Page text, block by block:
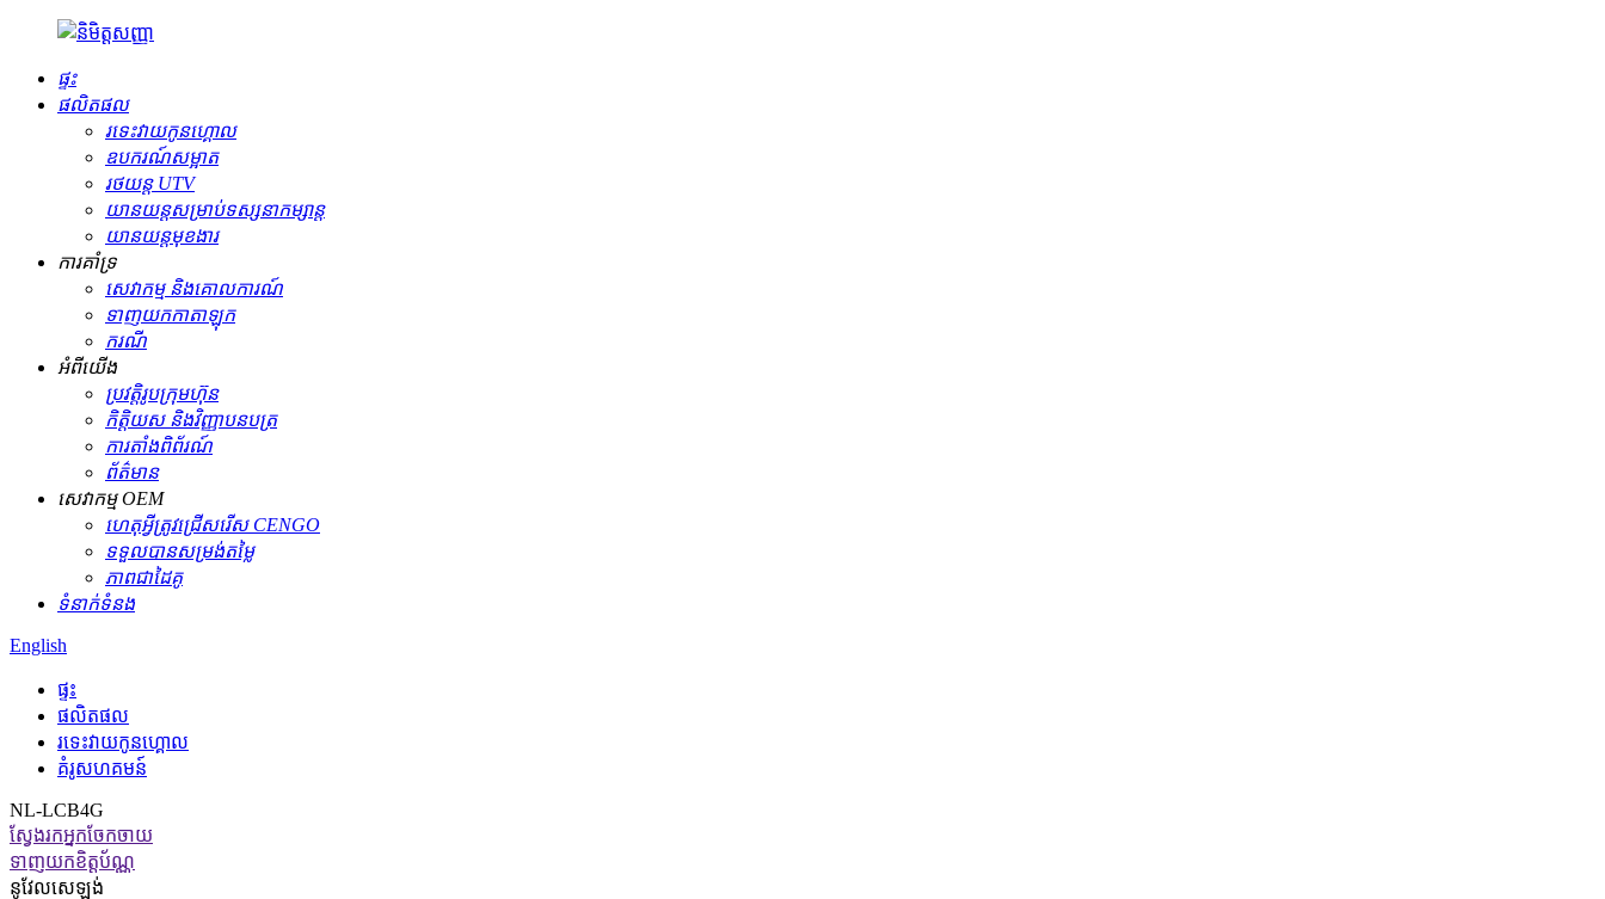
ផ្ទះ
ផលិតផល
រទេះ​វាយ​កូន​ហ្គោល
ឧបករណ៍សម្អាត
រថយន្ត UTV
យានយន្ត​សម្រាប់​ទស្សនា​កម្សាន្ត
យានយន្តមុខងារ
ការគាំទ្រ
សេវាកម្ម និងគោលការណ៍
ទាញយកកាតាឡុក
ករណី
អំពីយើង
ប្រវត្តិរូបក្រុមហ៊ុន
កិត្តិយស និងវិញ្ញាបនបត្រ
ការតាំងពិព័រណ៍
ព័ត៌មាន
សេវាកម្ម OEM
ហេតុអ្វីត្រូវជ្រើសរើស CENGO
ទទួលបានសម្រង់តម្លៃ
ភាពជាដៃគូ
ទំនាក់ទំនង
English
ផ្ទះ
ផលិតផល
រទេះ​វាយ​កូន​ហ្គោល
គំរូសហគមន៍
NL-LCB4G
ស្វែងរកអ្នកចែកចាយ
ទាញយកខិត្តប័ណ្ណ
នូវែលសេឡង់